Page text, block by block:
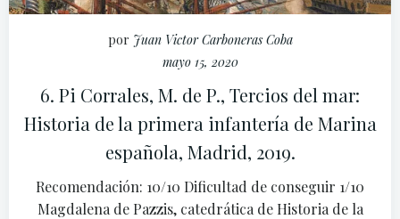
por Juan Victor Carboneras Coba
mayo 15, 2020
6. Pi Corrales, M. de P., Tercios del mar:
Historia de la primera infantería de Marina
española, Madrid, 2019.
Recomendación: 10/10 Dificultad de conseguir 1/10
Magdalena de Pazzis, catedrática de Historia de la